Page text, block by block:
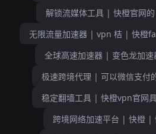
解锁流媒体工具 | 快橙官网
无限流量加速器 | vpn 桔 | 快橙
全球高速加速器 | 变色龙加
极速跨境代理 | 可以微信支付
稳定翻墙工具 | 快橙vpn官网
跨境网络加速平台 | 快橙 |